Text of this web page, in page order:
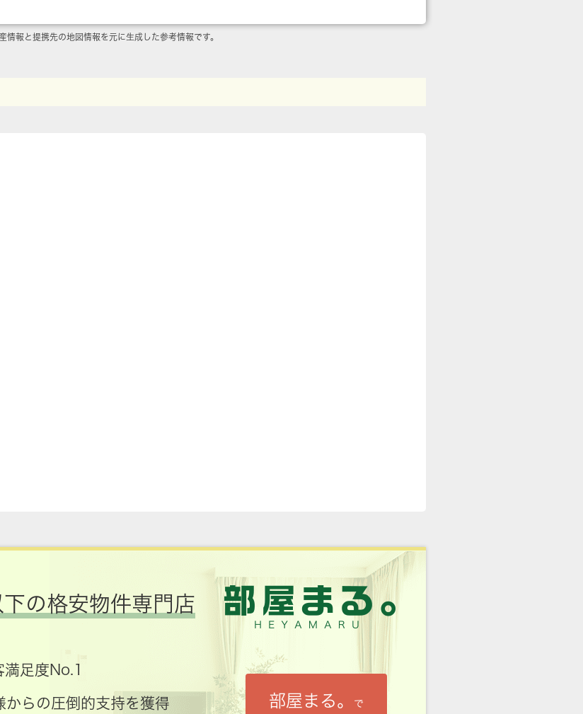
報と提携先の地図情報を元に生成した参考情報です。
の格安物件専門店
足度No.1
らの圧倒的支持を獲得 部屋まる。
で